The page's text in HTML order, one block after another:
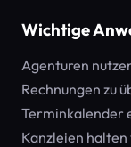
Wichtige
Agenturen
Rechnungen zu
Terminkalender
Kanzleien